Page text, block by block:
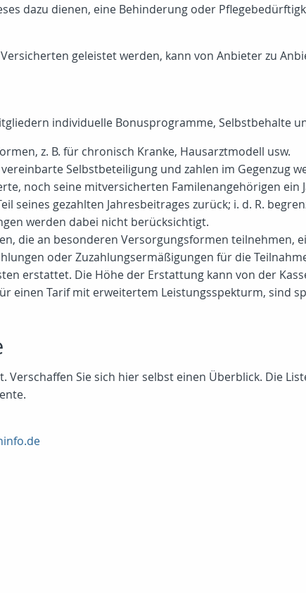
dazu dienen, eine Behinderung oder
geleistet werden, kann von Anbieter zu
individuelle Bonusprogramme, Selbstbehalte
z. B. für chronisch Kranke, Hausarztmodell usw.
Selbstbeteiligung und zahlen im Gegenzug
noch seine mitversicherten Familenangehörigen ein
seines gezahlten Jahresbeitrages zurück; i. d. R.
werden dabei nicht berücksichtigt.
die an besonderen Versorgungsformen teilnehmen,
oder Zuzahlungsermäßigungen für die
erstattet. Die Höhe der Erstattung kann von der
einen Tarif mit erweitertem Leistungsspekturm, sind
Sie sich hier selbst einen Überblick. Die